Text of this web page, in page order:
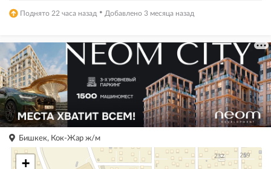
Поднято 22 часа назад · Добавлено 3 месяца назад
Бишкек, Кок-Жар ж/м
+